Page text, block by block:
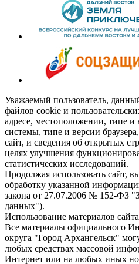
Уважаемый пользователь,
файлов cookie и
адресе, местоположении, типе
системы, типе и версии
сайт, и сведения об открытых
целях улучшения
статистических исследований.
Продолжая использовать сайт,
обработку указанной
закона от 27.07.2006 № 152-ФЗ
данных").
Использование материалов сайта
Все материалы официального
округа "Город Архангельск"
любых средствах массовой
Интернет или на любых иных